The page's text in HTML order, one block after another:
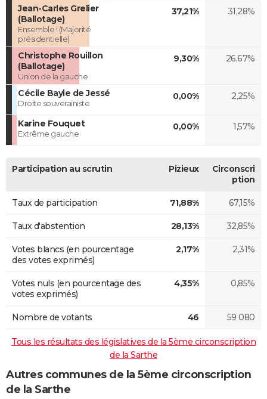
Jean-Carles Grelier
(Ballotage)
Ensemble ! (Majorité
présidentielle)
37,21% 31,28%
Christophe Rouillon
(Ballotage)
Union de la gauche
9,30% 26,67%
Cécile Bayle de Jessé
Droite souverainiste
0,00% 2,25%
Karine Fouquet
Extrême gauche
0,00% 1,57%
Participation au scrutin Pizieux
Circonscri
ption
Taux de participation 71,88% 67,15%
Taux d'abstention 28,13% 32,85%
Votes blancs (en pourcentage
des votes exprimés)
2,17% 2,31%
Votes nuls (en pourcentage des
votes exprimés)
4,35% 0,85%
Nombre de votants 46 59 080
Tous les résultats des législatives de la 5ème circonscription
de la Sarthe
Autres communes de la 5ème circonscription
de la Sarthe